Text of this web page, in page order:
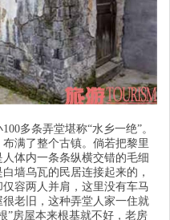
100多条弄堂堪称“水乡一绝”。
满了整个古镇。倘若把黎里
体内一条条纵横交错的毛细
墙乌瓦的民居连接起来的，
容两人并肩，这里没有车马
老旧，这种弄堂人家一住就
”房屋本来根基就不好，老房